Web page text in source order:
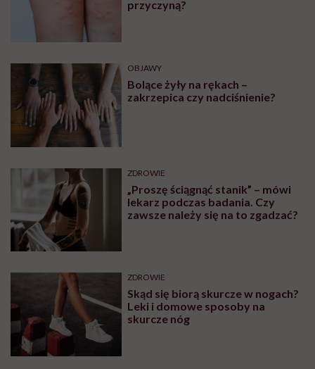
przyczyną?
OBJAWY
Bolące żyły na rękach –
zakrzepica czy nadciśnienie?
ZDROWIE
„Proszę ściągnąć stanik” – mówi
lekarz podczas badania. Czy
zawsze należy się na to zgadzać?
ZDROWIE
Skąd się biorą skurcze w nogach?
Leki i domowe sposoby na
skurcze nóg